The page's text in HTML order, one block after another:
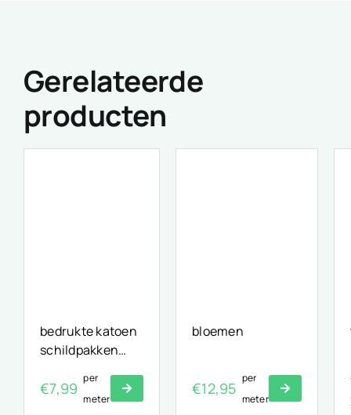
Gerelateerde
producten
bedrukte katoen
schildpakken
€7,99
per
meter
bloemen
€12,95
per
meter